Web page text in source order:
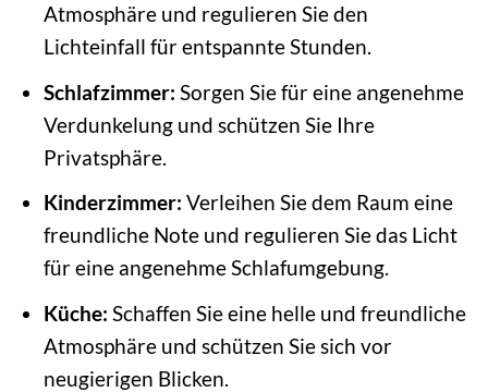
Atmosphäre und regulieren Sie den
Lichteinfall für entspannte Stunden.
Schlafzimmer: Sorgen Sie für eine angenehme
Verdunkelung und schützen Sie Ihre
Privatsphäre.
Kinderzimmer: Verleihen Sie dem Raum eine
freundliche Note und regulieren Sie das Licht
für eine angenehme Schlafumgebung.
Küche: Schaffen Sie eine helle und freundliche
Atmosphäre und schützen Sie sich vor
neugierigen Blicken.